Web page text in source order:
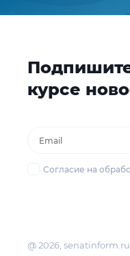
курсе
Согласие на
@ 2026, senatinform.ru